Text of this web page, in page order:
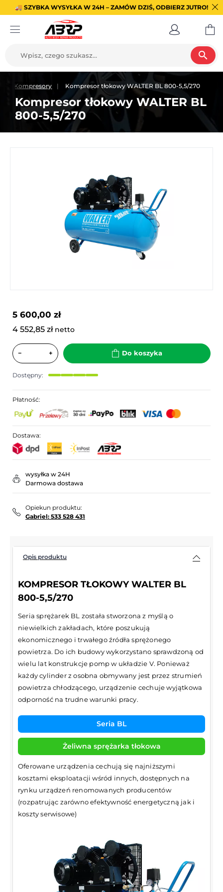
🚚 SZYBKA WYSYŁKA W 24H – ZAMÓW DZIŚ, ODBIERZ JUTRO!
search
Kompresory Kompresor tłokowy WALTER BL 800-5,5/270
Kompresor tłokowy WALTER BL
800-5,5/270
5 600,00 zł
4 552,85 zł netto
− + Do koszyka
Dostępny:
Płatność:
Dostawa:
wysyłka w 24H
Darmowa dostawa
Opiekun produktu:
Gabriel: 533 528 431
Opis produktu
KOMPRESOR TŁOKOWY WALTER BL
800-5,5/270
Seria sprężarek BL została stworzona z myślą o
niewielkich zakładach, które poszukują
ekonomicznego i trwałego źródła sprężonego
powietrza. Do ich budowy wykorzystano sprawdzoną od
wielu lat konstrukcje pomp w układzie V. Ponieważ
każdy cylinder z osobna obmywany jest przez strumień
powietrza chłodzącego, urządzenie cechuje wyjątkowa
odporność na trudne warunki pracy.
Seria BL
Żeliwna sprężarka tłokowa
Oferowane urządzenia cechują się najniższymi
kosztami eksploatacji wśród innych, dostępnych na
rynku urządzeń renomowanych producentów
(rozpatrując zarówno efektywność energetyczną jak i
koszty serwisowe)